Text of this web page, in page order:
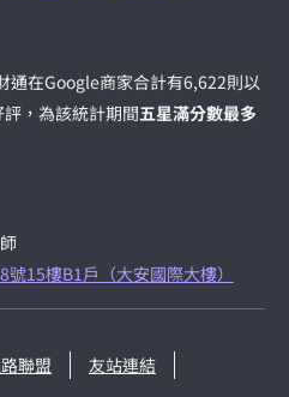
通在Google商家合計有6,622則以
，為該統計期間五星滿分數最多
15樓B1戶（大安國際大樓）
聯盟
友站連結